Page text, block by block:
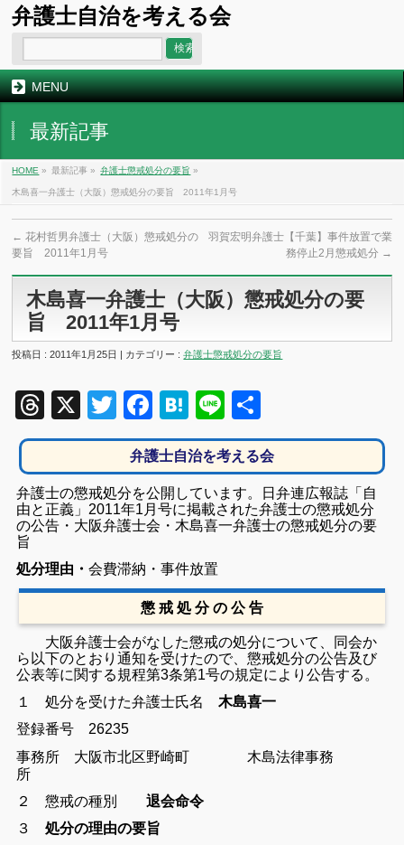
弁護士自治を考える会
MENU
最新記事
HOME » 最新記事 » 弁護士懲戒処分の要旨 »
木島喜一弁護士（大阪）懲戒処分の要旨 2011年1月号
← 花村哲男弁護士（大阪）懲戒処分の
要旨 2011年1月号
羽賀宏明弁護士【千葉】事件放置で業
務停止2月懲戒処分 →
木島喜一弁護士（大阪）懲戒処分の要
旨 2011年1月号
投稿日 : 2011年1月25日 | カテゴリー :弁護士懲戒処分の要旨
Threads
X TwitterFacebook
Hatena
Line
有
弁護士自治を考える会
弁護士の懲戒処分を公開しています。日弁連広報誌「自
由と正義」2011年1月号に掲載された弁護士の懲戒処分
の公告・大阪弁護士会・木島喜一弁護士の懲戒処分の要
旨
処分理由・会費滞納・事件放置
懲 戒 処 分 の 公 告
大阪弁護士会がなした懲戒の処分について、同会か
ら以下のとおり通知を受けたので、懲戒処分の公告及び
公表等に関する規程第3条第1号の規定により公告する。
１ 処分を受けた弁護士氏名
木島喜一
登録番号 26235
事務所 大阪市北区野崎町 木島法律事務
所
２ 懲戒の種別退会命令
３処分の理由の要旨